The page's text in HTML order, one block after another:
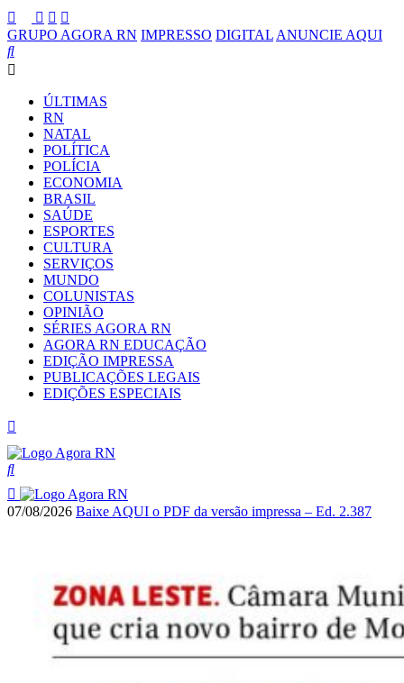
GRUPO AGORA RN IMPRESSO DIGITAL ANUNCIE AQUI
ÚLTIMAS
RN
NATAL
POLÍTICA
POLÍCIA
ECONOMIA
BRASIL
SAÚDE
ESPORTES
CULTURA
SERVIÇOS
MUNDO
COLUNISTAS
OPINIÃO
SÉRIES AGORA RN
AGORA RN EDUCAÇÃO
EDIÇÃO IMPRESSA
PUBLICAÇÕES LEGAIS
EDIÇÕES ESPECIAIS
07/08/2026 Baixe AQUI o PDF da versão impressa – Ed. 2.387